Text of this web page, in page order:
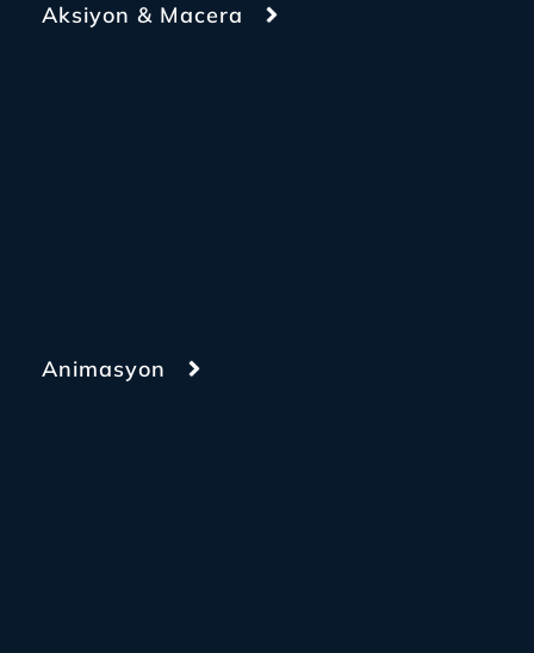
Aksiyon & Macera
Animasyon